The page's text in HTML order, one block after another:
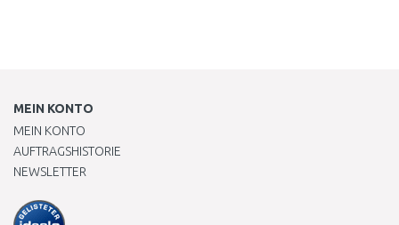
MEIN KONTO
MEIN KONTO
AUFTRAGSHISTORIE
NEWSLETTER